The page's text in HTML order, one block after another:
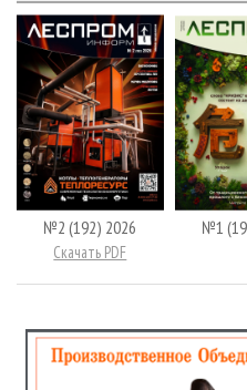
№2 (192) 2026
Скачать PDF
№1